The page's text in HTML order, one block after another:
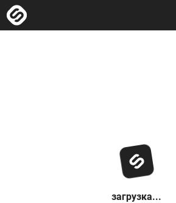
загрузка...